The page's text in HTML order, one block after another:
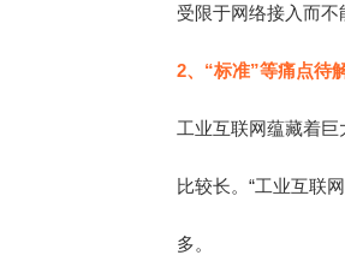
受限于网络接入而
2、“标准”等痛点待
工业互联网蕴藏着
比较长。“工业互联
多。